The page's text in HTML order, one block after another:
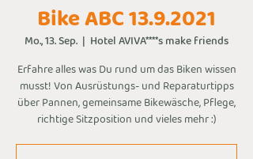
Bike ABC 13.9.2021
Mo., 13. Sep.
  |
Hotel AVIVA****s make friends
Erfahre alles was Du rund um das Biken wissen
musst! Von Ausrüstungs- und Reparaturtipps
über Pannen, gemeinsame Bikewäsche, Pflege,
richtige Sitzposition und vieles mehr :)